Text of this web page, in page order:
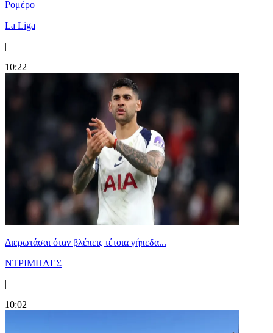
Ρομέρο
La Liga
|
10:22
Διερωτάσαι όταν βλέπεις τέτοια γήπεδα...
ΝΤΡΙΜΠΛΕΣ
|
10:02